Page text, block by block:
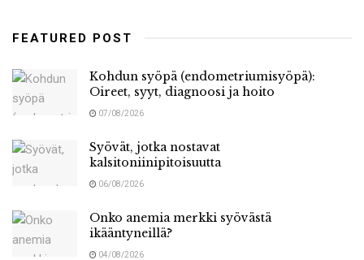
FEATURED POST
Kohdun syöpä (endometriumisyöpä):
Oireet, syyt, diagnoosi ja hoito
07/08/2026
Syövät, jotka nostavat
kalsitoniinipitoisuutta
06/08/2026
Onko anemia merkki syövästä
ikääntyneillä?
04/08/2026